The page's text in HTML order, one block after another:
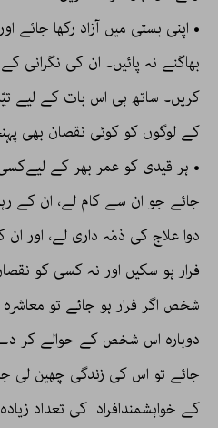
• اپنی بستی میں آزاد رکھا جائے
بھاگنے نہ پائیں۔ ان کی نگرانی
کریں۔ ساتھ ہی اس بات کے لیے
کے لوگوں کو کوئی نقصان بھی
• ہر قیدی کو عمر بھر کے
جائے جو ان سے کام لے، ان کے
دوا علاج کی ذمّہ داری لے، اور
فرار ہو سکیں اور نہ کسی کو
شخص اگر فرار ہو جائے تو
دوبارہ اس شخص کے حوالے کر
جائے تو اس کی زندگی چھین لی
کے خواہشمندافراد کی تعداد